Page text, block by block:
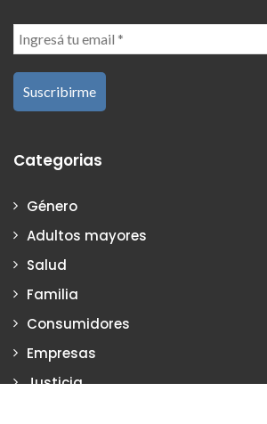
Categorias
Género
Adultos mayores
Salud
Familia
Consumidores
Empresas
Justicia